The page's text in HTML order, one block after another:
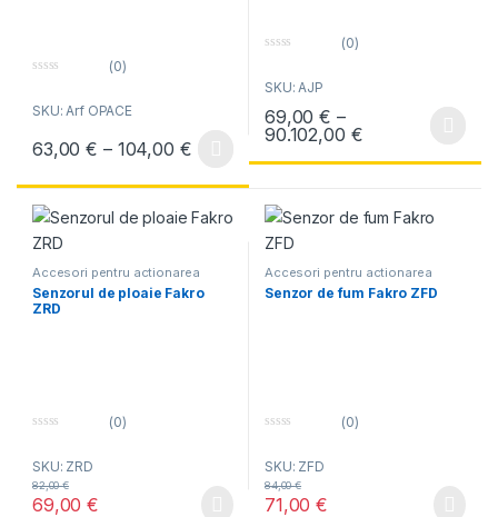
u
f
(0)
SKU: Arf OPACE
63,00€ – 104,00 €Interval de prețuri: 63,00 € până la
Acest produs are mai multe variații. Opțiunile pot fi alese în
u
o
f
5
(0)
SKU: AJP
69,00€ –
90.102,00 €Interval de
Acest produs are mai multe
Accesori pentru actionarea
electrica
Senzorul de ploaie Fakro
ZRD
u
t
o
f
(0)
SKU: ZRD
69,00€
82,00€
Accesori pentru actionarea
electrica
Senzor de fum Fakro ZFD
u
t
o
f
(0)
SKU: ZFD
71,00€
84,00€